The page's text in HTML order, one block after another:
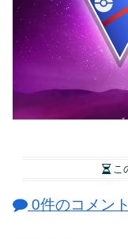
こ
0件のコメン